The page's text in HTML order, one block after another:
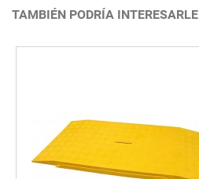
TAMBIÉN PODRÍA INTERESARLE